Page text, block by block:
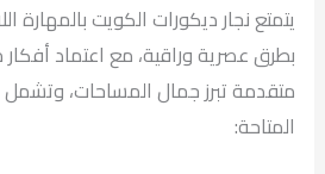
يتمتع نجار ديكورات الكويت بالمهارة
بطرق عصرية وراقية، مع اعتماد أفكار
متقدمة تبرز جمال المساحات،
المتاحة: